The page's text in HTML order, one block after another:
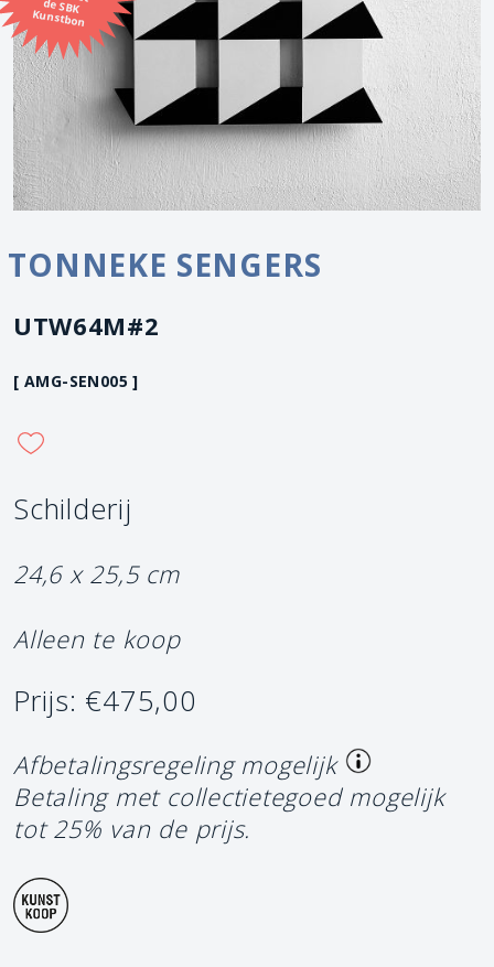
Kunstbon
TONNEKE SENGERS
UTW64M#2
[ AMG-SEN005 ]
Schilderij
24,6 x 25,5 cm
Alleen te koop
Prijs: €475,00
Afbetalingsregeling mogelijk
Betaling met collectietegoed mogelijk
tot 25% van de prijs.